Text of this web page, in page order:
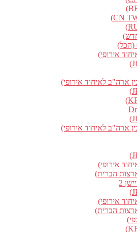
אירופי)
ארה"ב לאיחוד אירופי)
ארה"ב לאיחוד אירופי)
אירופי)
הברית)
2
אירופי)
הברית)